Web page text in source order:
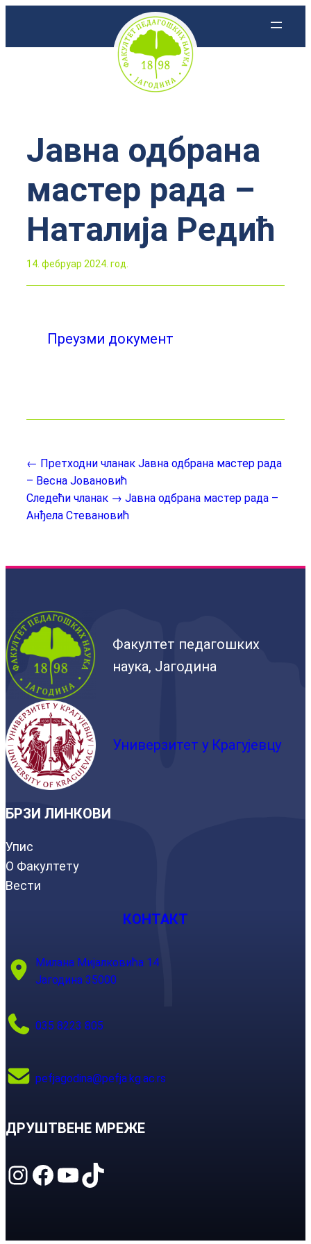
Јавна одбрана
мастер рада –
Наталија Редић
14. фебруар 2024. год.
Преузми документ
← Претходни чланак Јавна одбрана мастер рада
– Весна Јовановић
Следећи чланак → Јавна одбрана мастер рада –
Анђела Стевановић
Факултет педагошких
наука, Јагодина
Универзитет у Крагујевцу
БРЗИ ЛИНКОВИ
Упис
О Факултету
Вести
КОНТАКТ
Милана Мијалковића 14
Јагодина 35000
035 8223 805
pefjagodina@pefja.kg.ac.rs
ДРУШТВЕНЕ МРЕЖЕ
Instagram Facebook YouTube TikTok